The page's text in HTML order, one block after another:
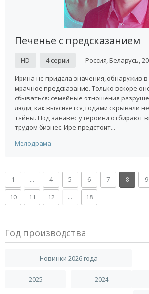
Печенье с предсказанием
HD 4 серии Россия, Беларусь,
Ирина не придала значения, обнаружив в
мрачное предсказание. Только вскоре
сбываться: семейные отношения
люди, как выясняется, годами скрывали
тайны. Под занавес у героини отбирают
трудом бизнес. Ире предстоит...
Мелодрама
1 ... 4 5 6 7 8
9
10
11 12 ... 18
Год производства
Новинки 2026 года
2025 2024